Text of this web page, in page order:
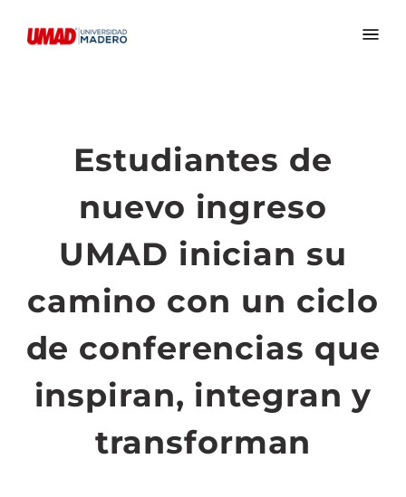
Estudiantes de
nuevo ingreso
UMAD inician su
camino con un ciclo
de conferencias que
inspiran, integran y
transforman